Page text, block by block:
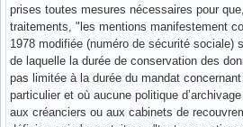
prises toutes mesures nécessaires pour
traitements, "les mentions manifestement
1978 modifiée (numéro de sécurité sociale)
de laquelle la durée de conservation des
pas limitée à la durée du mandat
particulier et où aucune politique
aux créanciers ou aux cabinets de